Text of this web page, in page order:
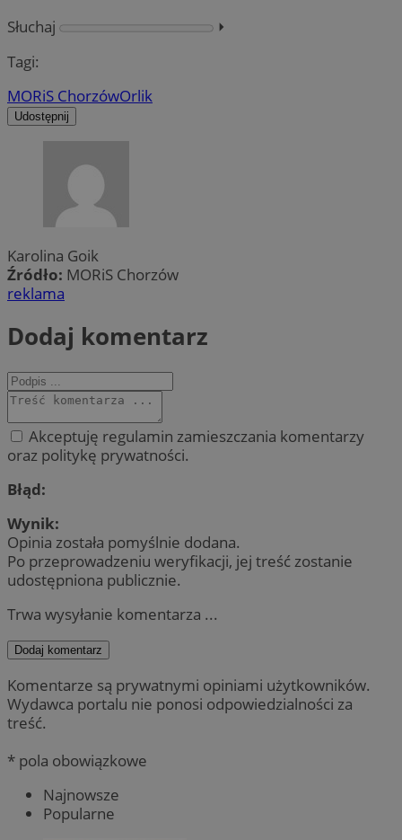
Słuchaj
⏵︎
Tagi:
MORiS ChorzówOrlik
Udostępnij
Karolina Goik
Źródło: MORiS Chorzów
reklama
Dodaj komentarz
Akceptuję regulamin zamieszczania komentarzy
oraz politykę prywatności.
Błąd:
Wynik:
Opinia została pomyślnie dodana.
Po przeprowadzeniu weryfikacji, jej treść zostanie
udostępniona publicznie.
Trwa wysyłanie komentarza ...
Dodaj komentarz
Komentarze są prywatnymi opiniami użytkowników.
Wydawca portalu nie ponosi odpowiedzialności za
treść.
* pola obowiązkowe
Najnowsze
Popularne